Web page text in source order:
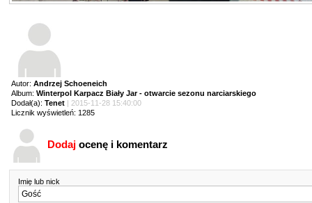
Autor: Andrzej Schoeneich
Album: Winterpol Karpacz Biały Jar - otwarcie sezonu narciarskiego
Dodał(a): Tenet | 2015-11-28 15:40:00
Licznik wyświetleń: 1285
Dodaj ocenę i komentarz
Imię lub nick